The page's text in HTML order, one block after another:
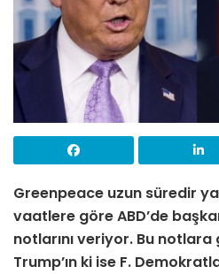
Greenpeace uzun süredir
vaatlere göre ABD’de
notlarını veriyor. Bu notlara
Trump’ın ki ise F.